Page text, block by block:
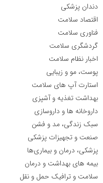
دندان پزشکی
اقتصاد سلامت
فناوری سلامت
گردشگری سلامت
اخبار نظام سلامت
پوست، مو و زیبایی
استارت آپ های سلامت
بهداشت تغذیه و آشپزی
داروخانه ها و داروسازی
سبک زندگی، مد و فشن
صنعت و تجهیزات پزشکی
پزشکی، درمان و بیماری‌ها
بیمه های بهداشت و درمان
سلامت و ترافیک حمل و نقل